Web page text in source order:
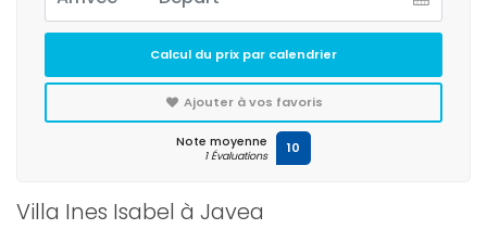
Villa Ines Isabel à Javea
Calcul du prix par calendrier
Ajouter à vos favoris
Note moyenne
1 Évaluations 10